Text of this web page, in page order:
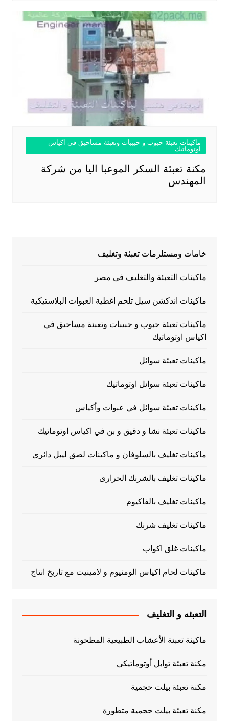
ماكينات تعبئة حبوب و حبيبات وتعبئة مساحيق في اكياس
اوتوماتيك
مكنة تعبئة السكر الموعبا اليا من شركة
المهندس
خامات ومستلزمات تعبئة وتغليف
ماكينات التعبئة والتغليف فى مصر
ماكينات اندكشن سيل تلحم اغطية العبوات البلاستيكية
ماكينات تعبئة حبوب و حبيبات وتعبئة مساحيق في
اكياس اوتوماتيك
ماكينات تعبئة سوائل
ماكينات تعبئة سوائل اوتوماتيك
ماكينات تعبئة سوائل في عبوات وأكياس
ماكينات تعبئة نشا و دقيق و بن في اكياس اوتوماتيك
ماكينات تغليف بالسلوفان و ماكينات لصق ليبل دائرى
ماكينات تغليف بالشرنك الحرارى
ماكينات تغليف بالفاكيوم
ماكينات تغليف شرنك
ماكينات غلق اكواب
ماكينات لحام اكياس الومنيوم و لامينيت مع تاريخ انتاج
التعبئه و التغليف
ماكينة تعبئة الأعشاب الطبيعية المطحونة
مكنة تعبئة توابل أوتوماتيكي
مكنة تعبئة بيلت حجمية
مكنة تعبئة بيلت حجمية متطورة